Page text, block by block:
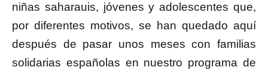
niñas saharauis, jóvenes y adolescentes que,
por diferentes motivos, se han quedado aquí
después de pasar unos meses con familias
solidarias españolas en nuestro programa de